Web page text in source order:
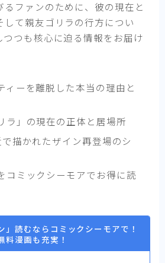
るファンのために、彼の現在と
て親友ゴリラの行方につい
つつも核心に迫る情報をお届け
ィーを離脱した本当の理由と
ラ」の現在の正体と居場所
描かれたザイン再登場のシ
コミックシーモアでお得に読
」読むならコミックシーモアで！
料漫画も充実！